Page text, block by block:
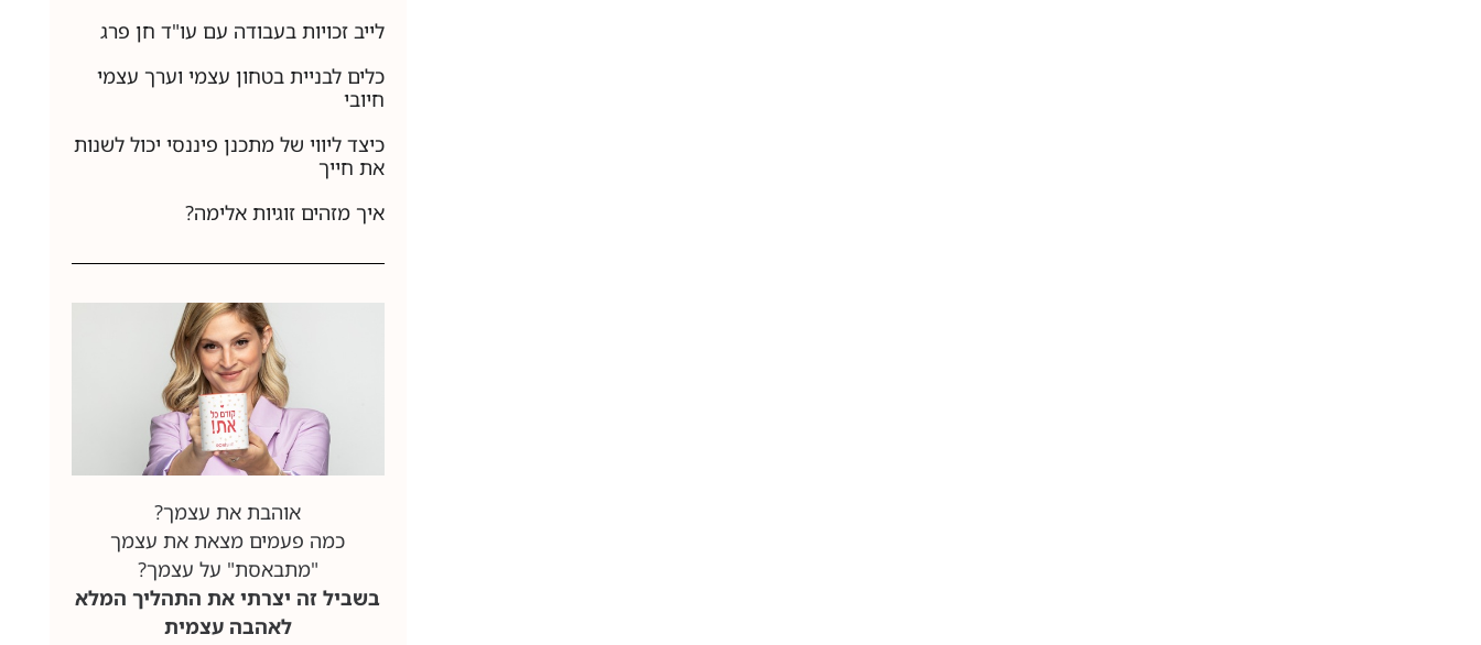
לייב זכויות בעבודה עם עו"ד חן פרג
כלים לבניית בטחון עצמי וערך עצמי
חיובי
כיצד ליווי של מתכנן פיננסי יכול לשנות
את חייך
איך מזהים זוגיות אלימה?
אוהבת את עצמך?
כמה פעמים מצאת את עצמך
"מתבאסת" על עצמך?
בשביל זה יצרתי את התהליך המלא
לאהבה עצמית